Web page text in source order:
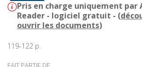
Pris en charge uniquement par
Reader - logiciel gratuit - (
ouvrir les documents)
119-122 p.
FAIT PARTIE DE